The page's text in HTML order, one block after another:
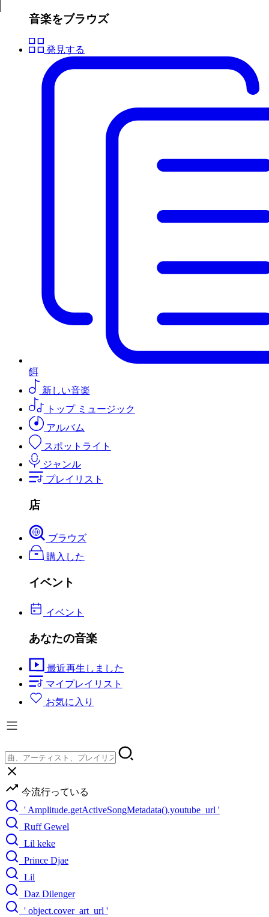
音楽をブラウズ
発見する
餌
新しい音楽
トップ ミュージック
アルバム
スポットライト
ジャンル
プレイリスト
店
ブラウズ
購入した
イベント
イベント
あなたの音楽
最近再生しました
マイプレイリスト
お気に入り
今流行っている
' Amplitude.getActiveSongMetadata().youtube_url '
Ruff Gewel
Lil keke
Prince Djae
Lil
Daz Dilenger
' object.cover_art_url '